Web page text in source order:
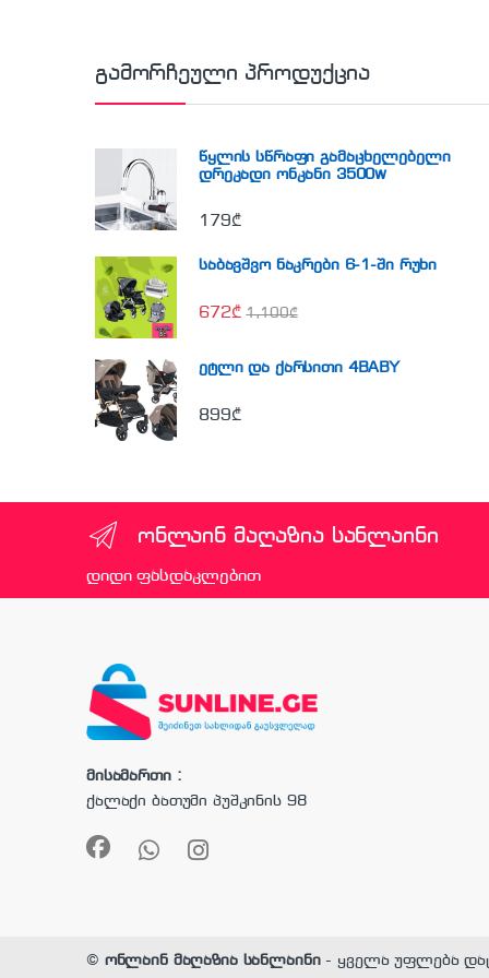
გამორჩეული პროდუქცია
წყლის სწრაფი გამაცხელებელი
დრეკადი ონკანი 3500w
179₾
საბავშვო ნაკრები 6-1-ში რუხი
672₾ 1,100₾
ეტლი და ქარსითი 4BABY
899₾
ონლაინ მაღაზია სანლაინი
დიდი ფასდაკლებით
მისამართი :
ქალაქი ბათუმი პუშკინის 98
© ონლაინ მაღაზია სანლაინი- ყველა უფლება